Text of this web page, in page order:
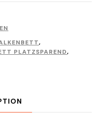
,
PLATZSPAREND,